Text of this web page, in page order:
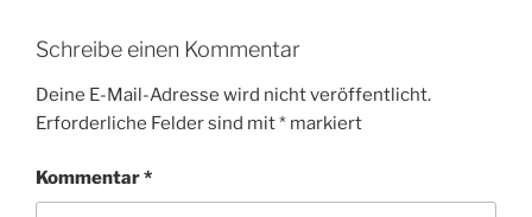
Schreibe einen Kommentar
Deine E-Mail-Adresse wird nicht veröffentlicht.
Erforderliche Felder sind mit* markiert
Kommentar*